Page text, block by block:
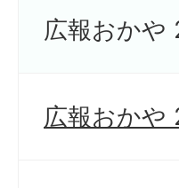
広報おかや
広報おかや